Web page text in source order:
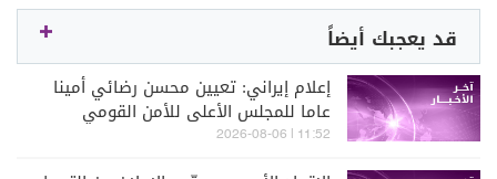
قد يعجبك أيضاً
إعلام إيراني: تعيين محسن رضائي أمينا
عاما للمجلس الأعلى للأمن القومي
11:52 | 2026-08-06